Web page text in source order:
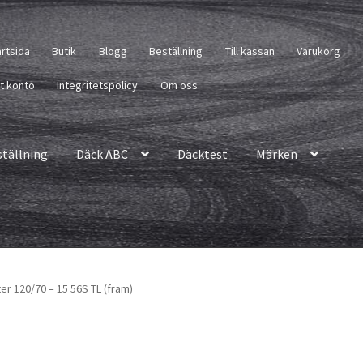
Butik Blogg Beställning Till kassan Varukorg
konto Integritetspolicy Om oss
Däck ABC Däcktest Märken
120/70 – 15 56S TL (fram)